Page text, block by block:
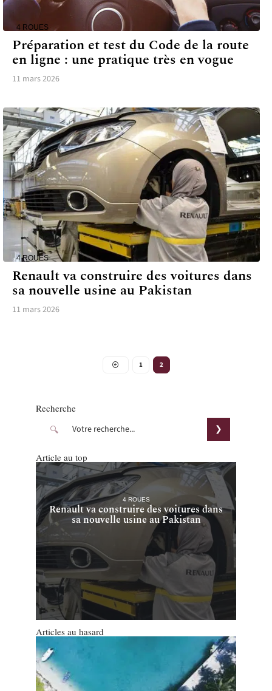
4 ROUES
Préparation et test du Code de la route
en ligne : une pratique très en vogue
11 mars 2026
4 ROUES
Renault va construire des voitures dans
sa nouvelle usine au Pakistan
11 mars 2026
1 2
Recherche
Article au top
4 ROUES
Renault va construire des voitures dans
sa nouvelle usine au Pakistan
Articles au hasard